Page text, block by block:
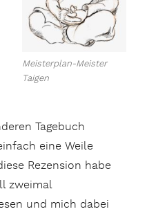
Meisterplan-Meister
Taigen
Tagebuch
eine Weile
Rezension habe
zweimal
und mich dabei